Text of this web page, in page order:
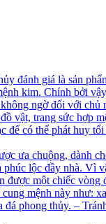
đánh giá là sản
kim. Chính bởi
ngờ đối với
vật, trang sức hợp
có thể phát huy
ưa chuộng, dành
lộc đầy nhà.
một chiếc
mệnh này như:
phong thủy. –